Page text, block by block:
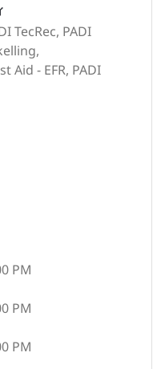
TecRec, PADI
Aid - EFR, PADI
PM
PM
PM